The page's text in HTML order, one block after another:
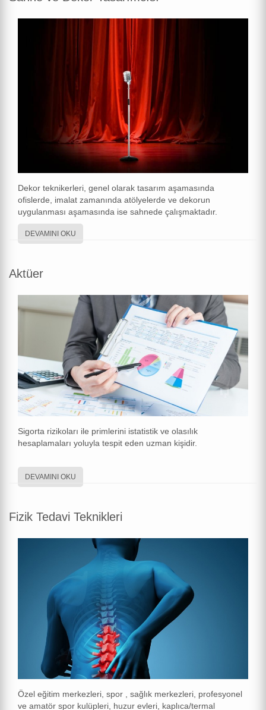
Dekor teknikerleri, genel olarak tasarım aşamasında
ofislerde, imalat zamanında atölyelerde ve dekorun
uygulanması aşamasında ise sahnede çalışmaktadır.
DEVAMINI OKU
Aktüer
Sigorta rizikoları ile primlerini istatistik ve olasılık
hesaplamaları yoluyla tespit eden uzman kişidir.
DEVAMINI OKU
Fizik Tedavi Teknikleri
Özel eğitim merkezleri, spor , sağlık merkezleri, profesyonel
ve amatör spor kulüpleri, huzur evleri, kaplıca/termal